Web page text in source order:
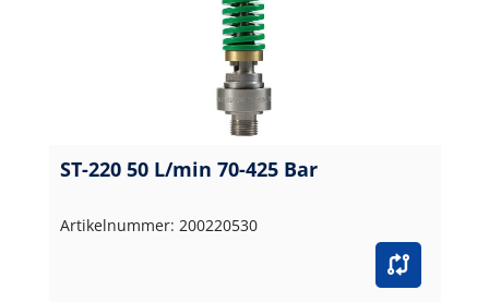
ST-220 50 L/min 70-425 Bar
Artikelnummer: 200220530